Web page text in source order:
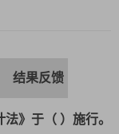
结果反馈
》于（ ）施行。